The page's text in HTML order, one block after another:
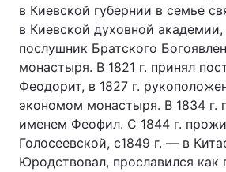
в Киевской губернии в семье
в Киевской духовной
послушник Братского
монастыря. В 1821 г. принял
Феодорит, в 1827 г.
экономом монастыря. В 1834 г.
именем Феофил. С 1844 г.
Голосеевской, с1849 г. — в
Юродствовал, прославился как